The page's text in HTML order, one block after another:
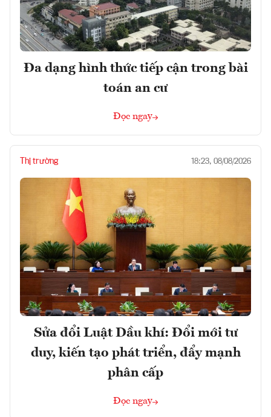
Đa dạng hình thức tiếp cận trong bài
toán an cư
Đọc ngay
Thị trường 18:23, 08/08/2026
Sửa đổi Luật Dầu khí: Đổi mới tư
duy, kiến tạo phát triển, đẩy mạnh
phân cấp
Đọc ngay